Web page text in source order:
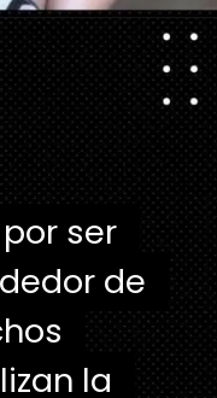
ser
de
la
ser
de
la